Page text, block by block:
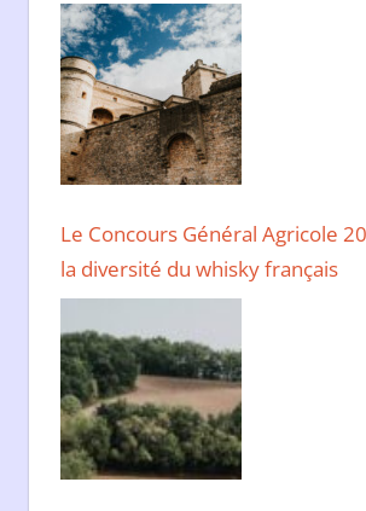
Le Concours Général Agricole
la diversité du whisky français